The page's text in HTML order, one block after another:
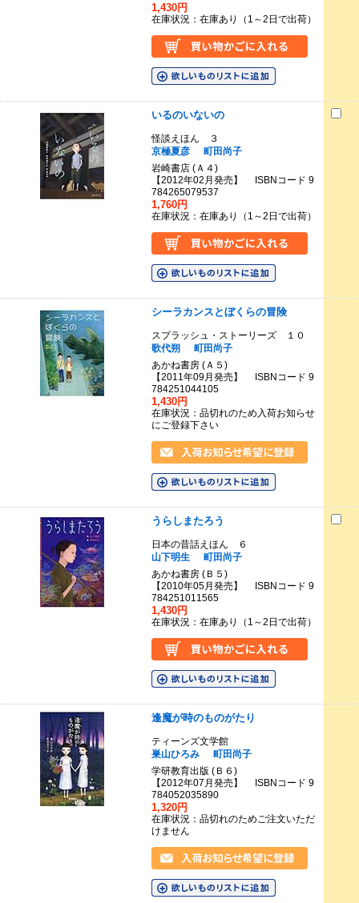
1,430円
在庫状況：在庫あり（1～2日で出荷）
いるのいないの
怪談えほん ３
京極夏彦
町田尚子
岩崎書店 (Ａ４)
【2012年02月発売】 ISBNコード 9
784265079537
1,760円
在庫状況：在庫あり（1～2日で出荷）
シーラカンスとぼくらの冒険
スプラッシュ・ストーリーズ １０
歌代朔
町田尚子
あかね書房 (Ａ５)
【2011年09月発売】 ISBNコード 9
784251044105
1,430円
在庫状況：品切れのため入荷お知らせ
にご登録下さい
うらしまたろう
日本の昔話えほん ６
山下明生
町田尚子
あかね書房 (Ｂ５)
【2010年05月発売】 ISBNコード 9
784251011565
1,430円
在庫状況：在庫あり（1～2日で出荷）
逢魔が時のものがたり
ティーンズ文学館
巣山ひろみ
町田尚子
学研教育出版 (Ｂ６)
【2012年07月発売】 ISBNコード 9
784052035890
1,320円
在庫状況：品切れのためご注文いただ
けません